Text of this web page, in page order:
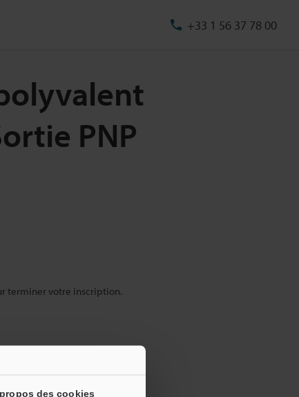
des cookies
+33 1 56 37 78 00
PNP
terminer votre inscription.